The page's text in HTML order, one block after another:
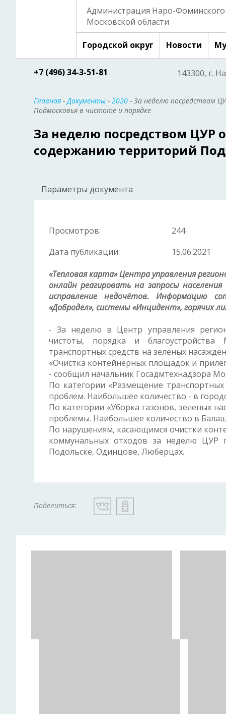
Администрация Наро-Фоминского
Московской области
Городской округ Новости
+7 (496) 34-3-51-81 143300, г.
Главная -Документы - 2020 - За неделю посредством
Подмосковья в чистоте и порядке
За неделю посредством ЦУР
содержанию территорий
Параметры документа
Просмотров:
244
Дата публикации:
15.06.2021
«Тепловая карта» Центра управления
онлайн реагировать на запросы
исправление недочётов. Информацию
«Добродел», системы «Инцидент», горячих
- За неделю в Центр управления
чистоты, порядка и
транспортных средств на зелёных
«Очистка контейнерных площадок и
- сообщил начальник Госадмтехнадзора
По категории «Размещение
проблем. Наибольшее количество - в
По категории «Уборка газонов, зеленых
проблемы. Наибольшее количество в
По нарушениям, касающимся очистки
коммунальных отходов за неделю ЦУР
Подольске, Одинцове, Люберцах.
Поделиться: